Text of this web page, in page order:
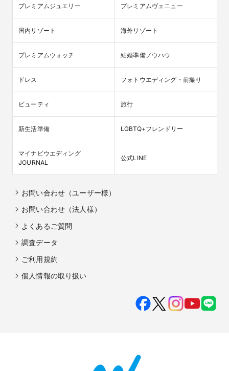
プレミアムジュエリー プレミアムヴェニュー
国内リゾート 海外リゾート
プレミアムウォッチ 結婚準備ノウハウ
ドレス フォトウエディング・前撮り
ビューティ 旅行
新生活準備 LGBTQ+フレンドリー
マイナビウエディング
JOURNAL
公式LINE
お問い合わせ（ユーザー様）
お問い合わせ（法人様）
よくあるご質問
調査データ
ご利用規約
個人情報の取り扱い